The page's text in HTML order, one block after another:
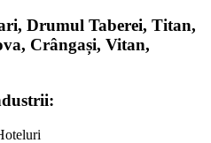
Drumul Taberei, Titan,
Crângași, Vitan,